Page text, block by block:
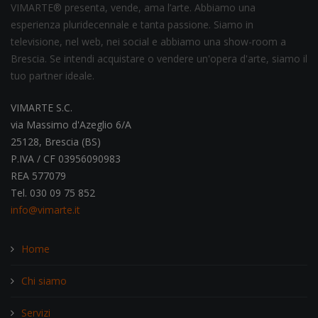
VIMARTE® presenta, vende, ama l’arte. Abbiamo una
esperienza pluridecennale e tanta passione. Siamo in
televisione, nel web, nei social e abbiamo una show-room a
Brescia. Se intendi acquistare o vendere un'opera d'arte, siamo il
tuo partner ideale.
VIMARTE S.C.
via Massimo d'Azeglio 6/A
25128, Brescia (BS)
P.IVA / CF 03956090983
REA 577079
Tel. 030 09 75 852
info@vimarte.it
Home
Chi siamo
Servizi